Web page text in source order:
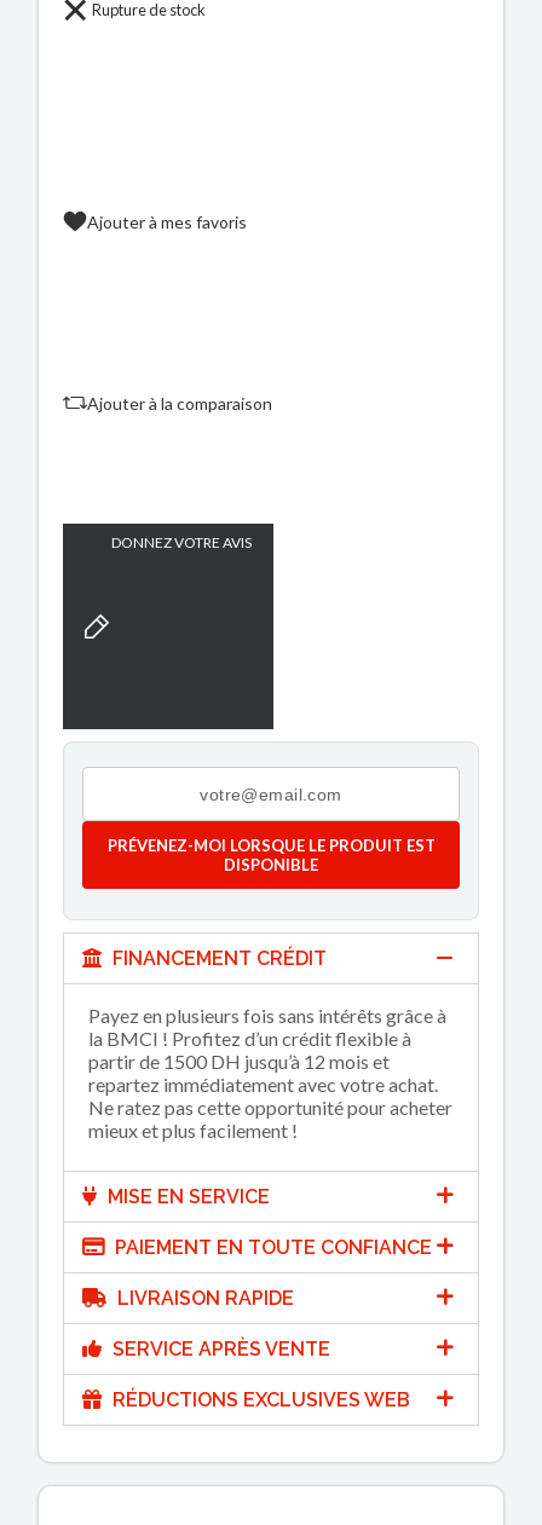
Rupture de stock
Ajouter à mes favoris
Ajouter à la comparaison
DONNEZ VOTRE AVIS
PRÉVENEZ-MOI LORSQUE LE PRODUIT EST
DISPONIBLE
FINANCEMENT CRÉDIT
Payez en plusieurs fois sans intérêts grâce à
la BMCI ! Profitez d’un crédit flexible à
partir de 1500 DH jusqu’à 12 mois et
repartez immédiatement avec votre achat.
Ne ratez pas cette opportunité pour acheter
mieux et plus facilement !
MISE EN SERVICE
PAIEMENT EN TOUTE CONFIANCE
LIVRAISON RAPIDE
SERVICE APRÈS VENTE
RÉDUCTIONS EXCLUSIVES WEB